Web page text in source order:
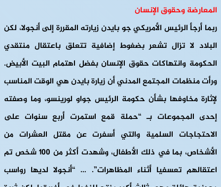
المعارضة وحقوق الإنسان
ربما أرجأ الرئيس الأمريكي جو بايدن زيارته المقررة إلى أنجولا، لكن
البلاد لا تزال تشعر بضغوط إضافية تتعلق باعتقال منتقدي
الحكومة وانتهاكات حقوق الإنسان بفضل اهتمام البيت الأبيض.
ورأت منظمات المجتمع المدني أن زيارة بايدن هي الوقت المناسب
لإثارة مخاوفها بشأن حكومة الرئيس جواو لورينسو، وما وصفته
إحدى المجموعات بـ “حملة قمع استمرت أربع سنوات على
الاحتجاجات السلمية والتي أسفرت عن مقتل العشرات من
الأشخاص، بما في ذلك الأطفال، وشهدت أكثر من 100 شخص تم
اعتقالهم تعسفيا أثناء المظاهرات”. … “أنجولا لديها رواسب